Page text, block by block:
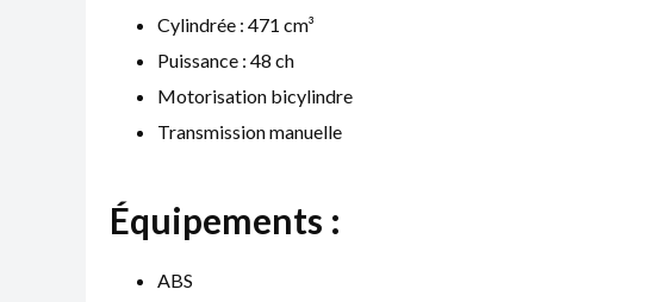
Cylindrée : 471 cm³
Puissance : 48 ch
Motorisation bicylindre
Transmission manuelle
Équipements :
ABS